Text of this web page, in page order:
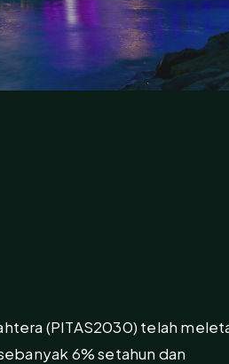
(PITAS2030) telah
6% setahun dan